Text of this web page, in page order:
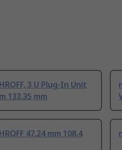
3 U Plug-In Unit
133.35 mm
47.24 mm 108.4